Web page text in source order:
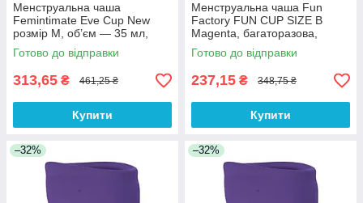
Менструальна чаша
Femintimate Eve Cup New
розмір M, об’єм — 35 мл,
ергономічний дизайн 100%
Анонімності
Готово до відправки
313,65 ₴ 461,25 ₴
Купити
Менструальна чаша Fun
Factory FUN CUP SIZE B
Magenta, багаторазова,
діаметр 4,3 см, обсяг 30 мл
Готово до відправки
237,15 ₴ 348,75 ₴
Купити
–32% –32%